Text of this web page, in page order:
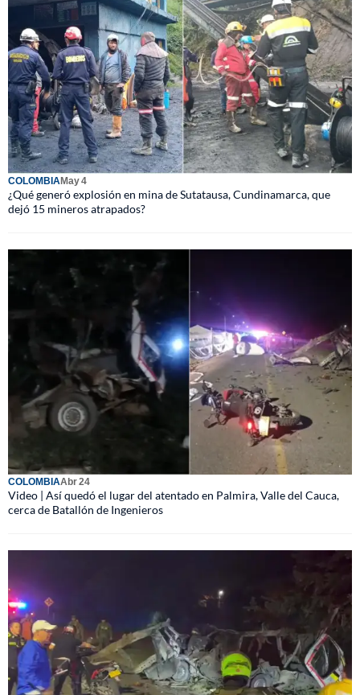
COLOMBIAMay 4
¿Qué generó explosión en mina de Sutatausa, Cundinamarca, que
dejó 15 mineros atrapados?
COLOMBIAAbr 24
Video | Así quedó el lugar del atentado en Palmira, Valle del Cauca,
cerca de Batallón de Ingenieros